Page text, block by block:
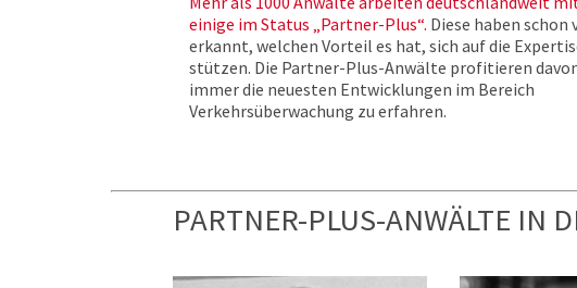
einige im Status „Partner-Plus“. Diese haben schon
erkannt, welchen Vorteil es hat, sich auf die
stützen. Die Partner-Plus-Anwälte profitieren
immer die neuesten Entwicklungen im Bereich
Verkehrsüberwachung zu erfahren.
PARTNER-PLUS-ANWÄLTE IN